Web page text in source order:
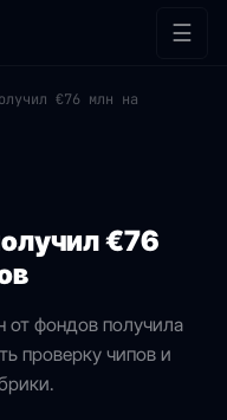
☰
€76 млн на
€76
фондов получила
проверку чипов и